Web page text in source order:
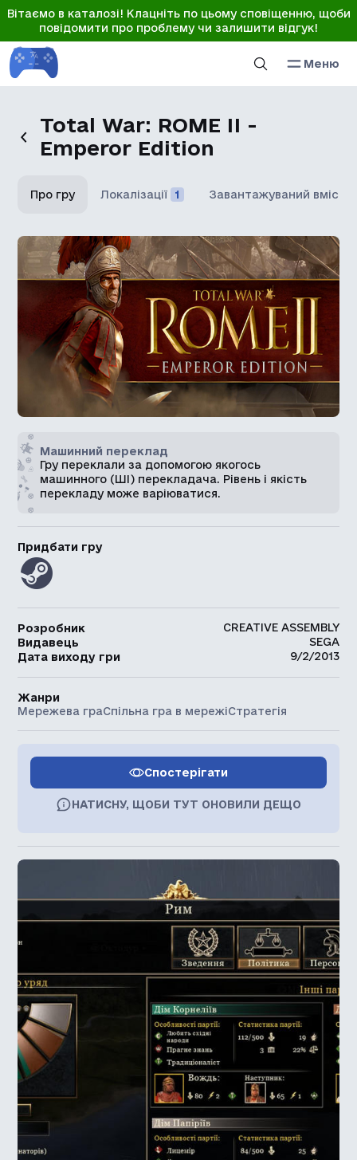
Вітаємо в каталозі! Клацніть по цьому сповіщенню, щоби
повідомити про проблему чи залишити відгук!
Меню
Total War: ROME II -
Emperor Edition
Про гру Локалізації 1 Завантажуваний вміст
Машинний переклад
Гру переклали за допомогою якогось
машинного (ШІ) перекладача. Рівень і якість
перекладу може варіюватися.
Придбати гру
Розробник
CREATIVE ASSEMBLY
Видавець
SEGA
Дата виходу гри
9/2/2013
Жанри
Мережева граСпільна гра в мережіСтратегія
Спостерігати
НАТИСНУ, ЩОБИ ТУТ ОНОВИЛИ ДЕЩО